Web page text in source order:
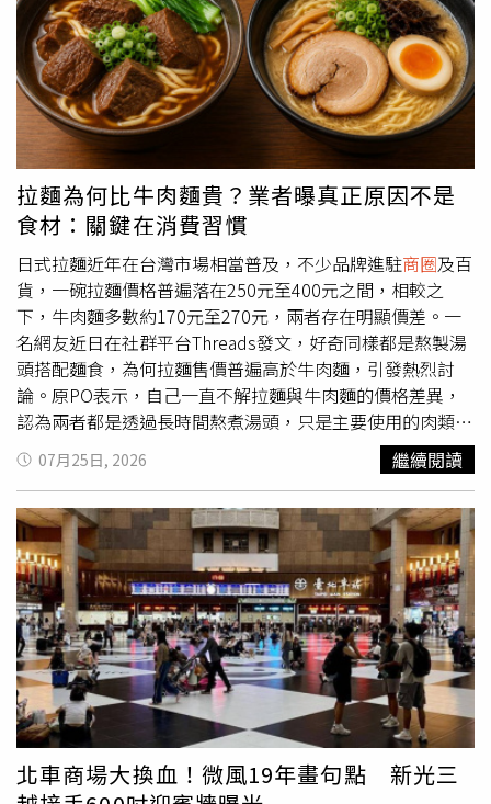
條，並寫著「珍重再見，謝謝大家的支持與愛護，10月27
日將是最後營業日」，正式向一路支持多年的顧客道別，也
讓不少人趁著歇業前特地回店朝聖。梅江除了是許多台大人
的共同回憶，也是歌手韋禮安念台灣大學外文系時期的口袋
名單。2014年接受媒體專訪時，他還特地帶著記者回到梅
江用餐，分享學生時代只要系籃練完球，就會和同學相約來
這裡大口吃肉。當時午餐吃到飽只要250元，他笑著表示，
以學生來說價格便宜、份量又多，還一邊吃、一邊忍不住直
呼：「250元可以吃到這種東西，好爽！」充分展現學生時
代最真實的心情。梅江主打韓式銅盤烤肉吃到飽，提供牛、
豬、羊、雞四種肉品，以及青菜、冬粉、韓式小菜無限供
應。許多老饕認為，它並非走精緻燒肉路線，而是以「吃粗
飽、吃肉吃到爽」聞名，其中銅盤烤肉流下的肉汁與高麗
菜、冬粉一起熬煮，更是不少老顧客最懷念的經典滋味。歇
業消息曝光後，大批網友紛紛留言表示，「陪我度過學生時
期和剛出社會的聚餐時光」、「以前門口天天排隊」、「20
年前就在吃了」、「學生蛋白質補給站」、「窮學生可以大
口吃肉的地方」、「青春回憶又少一家」、「這是時代的眼
淚」。還有人表示，自己如今已年過半百，學生時代就是店
裡常客，因此推估梅江實際營業時間恐怕早已超過30年，而
非外界所稱的20多年。不少老顧客也分享，全盛時期一餐只
要200多元就能吃到飽，第一次上門時還小心翼翼一片片夾
肉，沒想到店員直接豪邁地把整盤肉倒滿銅盤，那一幕至今
仍令人印象深刻。隨著物價上漲，價格一路從200多元、
250元，調整到如今平日午餐350元、晚餐及假日400元，雖
然仍免收服務費，但已不像過去那樣具有壓倒性的價格優
勢。也有不少網友坦言，近年再次回訪時，發現店內環境、
衛生、服務品質及餐點內容，已與記憶中的模樣有所落差；
有人直言「讓回憶停留在青春就好」，也有人認為，隨著年
紀增長，現在反而更偏好精緻、份量適中的燒肉，而不是單
拉麵為何比牛肉麵貴？業者曝真正原因不是
食材：關鍵在消費習慣
日式拉麵近年在台灣市場相當普及，不少品牌進駐商圈及百
貨，一碗拉麵價格普遍落在250元至400元之間，相較之
下，牛肉麵多數約170元至270元，兩者存在明顯價差。一
名網友近日在社群平台Threads發文，好奇同樣都是熬製湯
頭搭配麵食，為何拉麵售價普遍高於牛肉麵，引發熱烈討
論。原PO表示，自己一直不解拉麵與牛肉麵的價格差異，
認為兩者都是透過長時間熬煮湯頭，只是主要使用的肉類不
同。他指出，若排除連鎖日式拉麵品牌，多數日式拉麵每碗
價格仍介於250元至400元，而牛肉麵則多落在170元至270
元之間，因此想了解造成價差的原因。貼文曝光後，不少網
友分享看法，「牛肉麵的湯頭多數都很隨便，沒辦法熬成像
拉麵一樣」、「在台灣只要異國料理就是貴」、「拉麵的湯
頭非常濃郁，你想要把清湯煮成這麼濃郁，需要花費大量的
材料和瓦斯與時間，為什麼陽春麵這麼便宜，他的湯頭就是
一些基本的骨頭湯加味精而已。牛肉麵貴是因為牛肉這十幾
年來一直漲價，成本越來越高 ，所以就越賣越貴」。對
此，一名經營日式拉麵店的業者留言分析，認為拉麵與牛肉
麵最大的差異，其實不只是製作成本，而是店家的獲利模式
不同，「牛肉麵店比較賺錢的項目其實主要是小菜滷味，牛
肉麵本身不要到賠錢。拉麵的話明顯看得到可以選的小菜豐
富度應該會比牛肉麵店少一些，所以主要賺錢的就是拉麵這
07月25日, 2026 繼續閱讀
北車商場大換血！微風19年畫句點 新光三